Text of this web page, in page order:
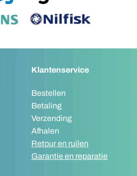
Klantenservice
Bestellen
Betaling
Verzending
Afhalen
Retour en ruilen
Garantie en reparatie